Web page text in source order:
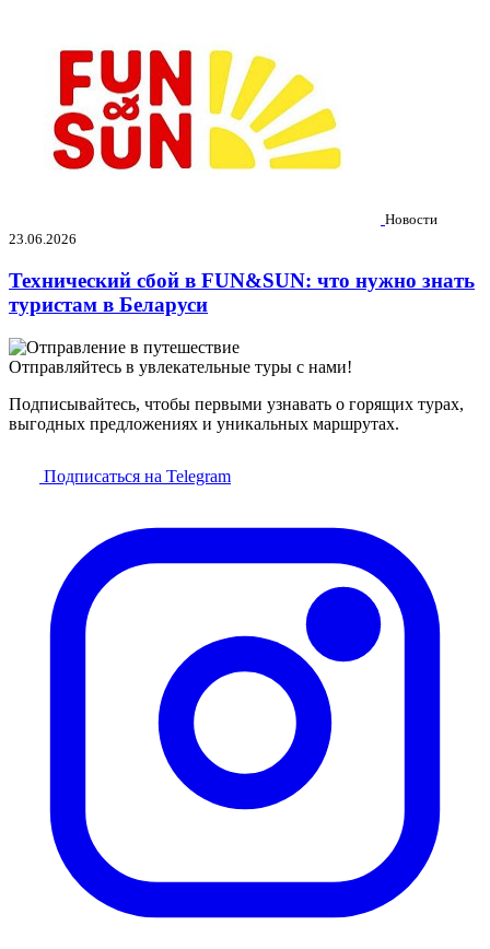
Новости
23.06.2026
Технический сбой в FUN&SUN: что нужно знать
туристам в Беларуси
Отправляйтесь в увлекательные туры с нами!
Подписывайтесь, чтобы первыми узнавать о горящих турах,
выгодных предложениях и уникальных маршрутах.
Подписаться на Telegram